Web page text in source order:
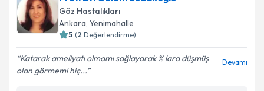
talebi oluşturun. Size bu uzmandan randevu almanız
için bir takvim hazırlandığında e-posta ile
bilgilendireceğiz.
E-posta Adresiniz
Göz Hastalıkları
Ankara, Yenimahalle
5 (2 Değerlendirme)
Katarak ameliyatı olmamı sağlayarak % lara düşmüş
olan görmemi hiç...
Devamı